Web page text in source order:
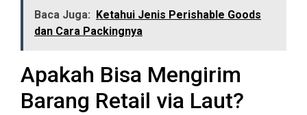
Baca Juga:
Ketahui Jenis Perishable Goods
dan Cara Packingnya
Apakah Bisa Mengirim
Barang Retail via Laut?